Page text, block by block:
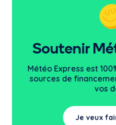
Soutenir
Météo Express est
sources de
vos
Je veux